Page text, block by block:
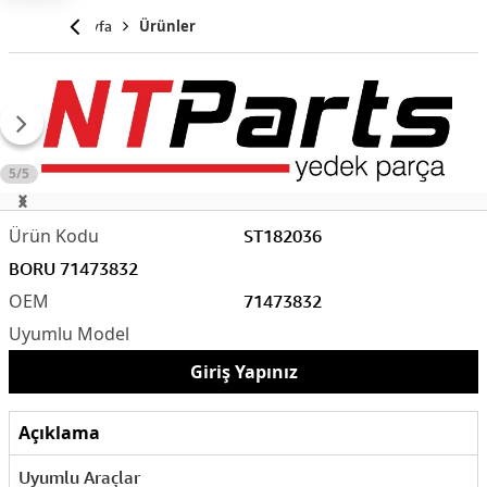
Anasayfa Ürünler
5/5
ST182036
71473832
BORU 71473832
Giriş Yapınız
Açıklama
Uyumlu Araçlar